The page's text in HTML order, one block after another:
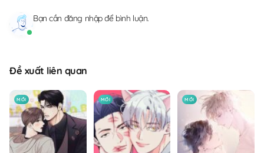
Bạn cần đăng nhậpđể bình luận.
Đề xuất liên quan
MỚI MỚI MỚI